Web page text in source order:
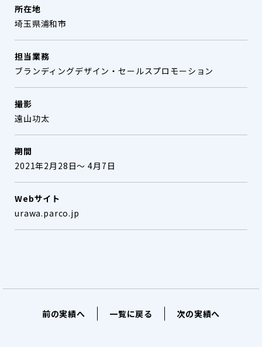
所在地
埼玉県浦和市
担当業務
ブランディングデザイン・セールスプロモーション
撮影
遠山功太
期間
2021年2月28日〜 4月7日
Webサイト
urawa.parco.jp
前の実績へ 一覧に戻る 次の実績へ